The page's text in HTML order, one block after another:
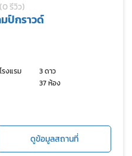
(0 รีวิว)
ป์กราวด์
รงแรม
3 ดาว
37 ห้อง
ดูข้อมูลสถานที่